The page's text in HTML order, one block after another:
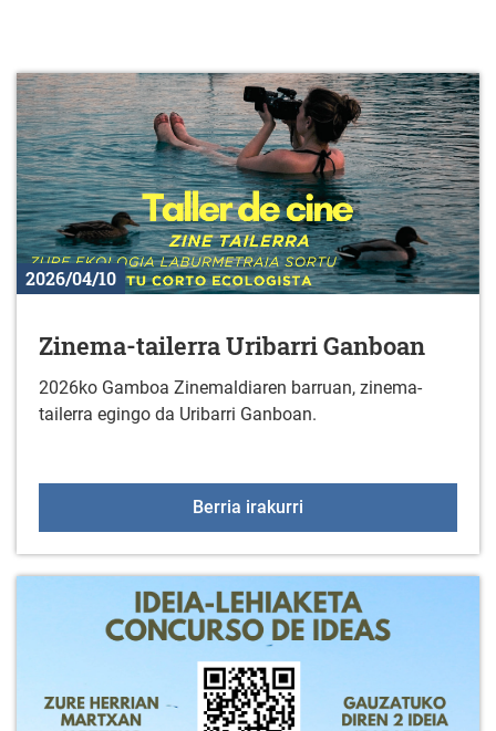
2026/04/10
Zinema-tailerra Uribarri Ganboan
2026ko Gamboa Zinemaldiaren barruan, zinema-
tailerra egingo da Uribarri Ganboan.
Berria irakurri